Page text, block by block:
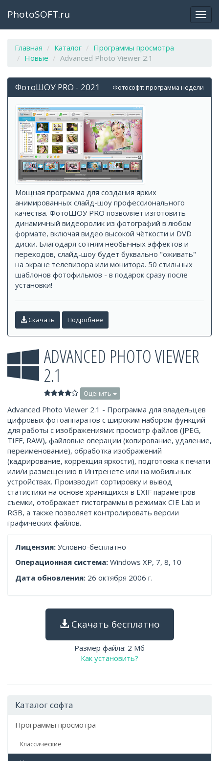
PhotoSOFT.ru
Главная Каталог
Программы просмотра
Новые
Advanced Photo Viewer 2.1
Фотософт: программа недели
ФотоШОУ PRO - 2021
Мощная программа для создания ярких
анимированных слайд-шоу профессионального
качества. ФотоШОУ PRO позволяет изготовить
динамичный видеоролик из фотографий в любом
формате, включая видео высокой чёткости и DVD
диски. Благодаря сотням необычных эффектов и
переходов, слайд-шоу будет буквально "оживать"
на экране телевизора или монитора. 50 стильных
шаблонов фотофильмов - в подарок сразу после
установки!
Скачать Подробнее
ADVANCED PHOTO VIEWER
2.1
Оценить
Advanced Photo Viewer 2.1 - Программа для владельцев
цифровых фотоаппаратов с широким набором функций
для работы с изображениями: просмотр файлов (JPEG,
TIFF, RAW), файловые операции (копирование, удаление,
переименование), обработка изображений
(кадрирование, коррекция яркости), подготовка к печати
или/и размещению в Интренете или на мобильных
устройствах. Производит сортировку и вывод
статистики на основе хранящихся в EXIF параметров
съемки, отображает гистограммы в режимах CIE Lab и
RGB, а также позволяет контролировать версии
графических файлов.
Лицензия: Условно-бесплатно
Операционная система: Windows XP, 7, 8, 10
Дата обновления: 26 октября 2006 г.
Скачать бесплатно
Размер файла: 2 Мб
Как установить?
Каталог софта
Программы просмотра
Классические